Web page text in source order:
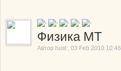
Физика МТ
Автор hust , 03 Feb 2010 10:46